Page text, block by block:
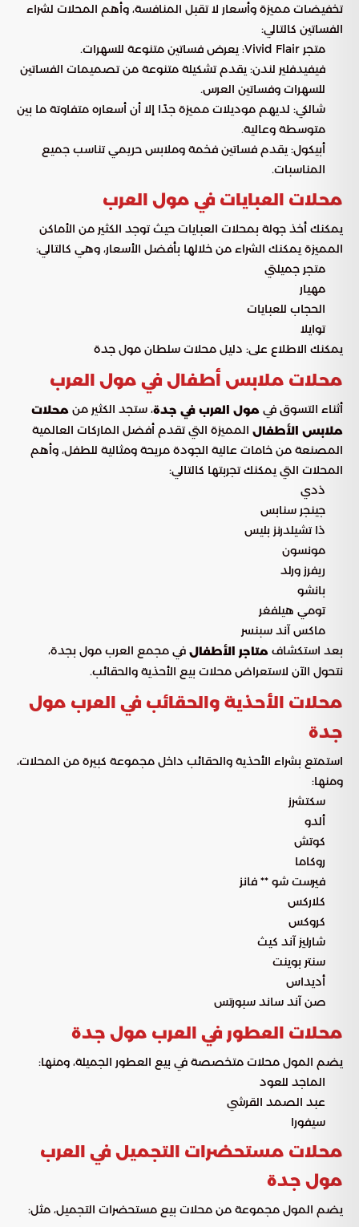
تخفيضات مميزة وأسعار لا تقبل المنافسة، وأهم المحلات لشراء
الفساتين كالتالي:
متجر Vivid Flair: يعرض فساتين متنوعة للسهرات.
فيفيدفلير لندن: يقدم تشكيلة متنوعة من تصميمات الفساتين
للسهرات وفساتين العرس.
شالكي: لديهم موديلات مميزة جدًا إلا أن أسعاره متفاوتة ما بين
متوسطة وعالية.
أبيكول: يقدم فساتين فخمة وملابس حريمي تناسب جميع
المناسبات.
محلات العبايات في مول العرب
يمكنك أخذ جولة بمحلات العبايات حيث توجد الكثير من الأماكن
المميزة يمكنك الشراء من خلالها بأفضل الأسعار، وهي كالتالي:
متجر جميلتي
مهيار
الحجاب للعبايات
توايلا
يمكنك الاطلاع على: دليل محلات سلطان مول جدة
محلات ملابس أطفال في مول العرب
أثناء التسوق في مول العرب في جدة، ستجد الكثير من محلات
ملابس الأطفال المميزة التي تقدم أفضل الماركات العالمية
المصنعة من خامات عالية الجودة مريحة ومثالية للطفل، وأهم
المحلات التي يمكنك تجربتها كالتالي:
ذدي
جينجر سنابس
ذا تشيلدرنز بليس
مونسون
ريفرز ورلد
بانشو
تومي هيلفغر
ماكس آند سبنسر
بعد استكشاف متاجر الأطفال في مجمع العرب مول بجدة،
نتحول الآن لاستعراض محلات بيع الأحذية والحقائب.
محلات الأحذية والحقائب في العرب مول
جدة
استمتع بشراء الأحذية والحقائب داخل مجموعة كبيرة من المحلات،
ومنها:
سكتشرز
ألدو
كوتش
روكاما
فيرست شو ** فانز
كلاركس
كروكس
شارليز آند كيث
سنتر بوينت
أديداس
صن آند ساند سبورتس
محلات العطور في العرب مول جدة
يضم المول محلات متخصصة في بيع العطور الجميلة، ومنها:
الماجد للعود
عبد الصمد القرشي
سيفورا
محلات مستحضرات التجميل في العرب
مول جدة
يضم المول مجموعة من محلات بيع مستحضرات التجميل، مثل: